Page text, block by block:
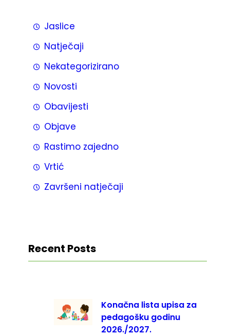
Jaslice
Natječaji
Nekategorizirano
Novosti
Obavijesti
Objave
Rastimo zajedno
Vrtić
Završeni natječaji
Recent Posts
Konačna lista upisa za
pedagošku godinu
2026./2027.